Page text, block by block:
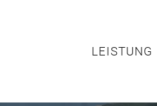
LEISTUNG